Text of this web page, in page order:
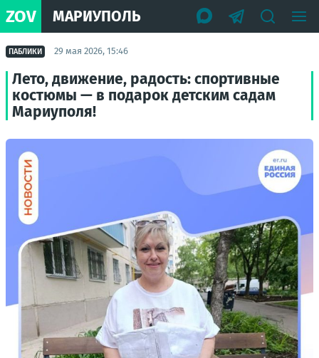
ZOV МАРИУПОЛЬ
ПАБЛИКИ 29 мая 2026, 15:46
Лето, движение, радость: спортивные
костюмы — в подарок детским садам
Мариуполя!